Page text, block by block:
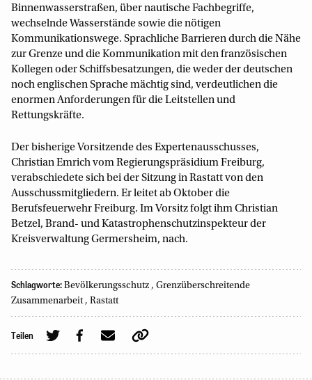
Binnenwasserstraßen, über nautische Fachbegriffe,
wechselnde Wasserstände sowie die nötigen
Kommunikationswege. Sprachliche Barrieren durch die Nähe
zur Grenze und die Kommunikation mit den französischen
Kollegen oder Schiffsbesatzungen, die weder der deutschen
noch englischen Sprache mächtig sind, verdeutlichen die
enormen Anforderungen für die Leitstellen und
Rettungskräfte.
Der bisherige Vorsitzende des Expertenausschusses,
Christian Emrich vom Regierungspräsidium Freiburg,
verabschiedete sich bei der Sitzung in Rastatt von den
Ausschussmitgliedern. Er leitet ab Oktober die
Berufsfeuerwehr Freiburg. Im Vorsitz folgt ihm Christian
Betzel, Brand- und Katastrophenschutzinspekteur der
Kreisverwaltung Germersheim, nach.
Schlagworte: Bevölkerungsschutz , Grenzüberschreitende
Zusammenarbeit , Rastatt
Teilen